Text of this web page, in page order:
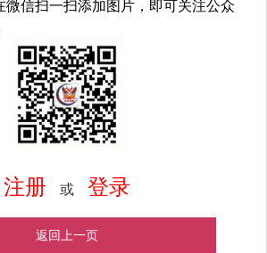
微信扫一扫添加图片，即可关注公众
注册 或 登录
返回上一页